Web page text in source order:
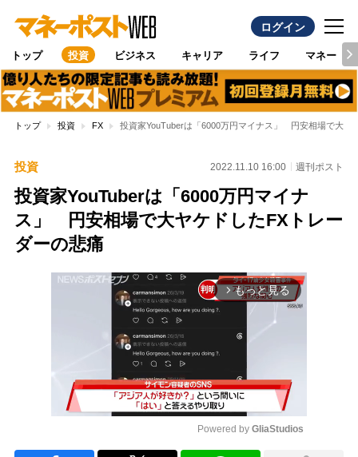
ログイン
トップ 投資 ビジネス キャリア ライフ マネー
トップ 投資 FX 投資家YouTuberは「6000万円マイナス」 円安相場で大ヤ
投資 2022.11.10 16:00 週刊ポスト
投資家YouTuberは「6000万円マイナ
ス」 円安相場で大ヤケドしたFXトレー
ダーの悲痛
arrow_forward_ios もっと見る
Powered by GliaStudios